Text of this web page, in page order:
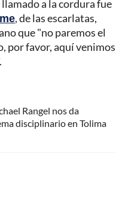
a la cordura fue
, de las escarlatas,
que "no paremos el
por favor, aquí venimos
Rangel nos da
disciplinario en Tolima